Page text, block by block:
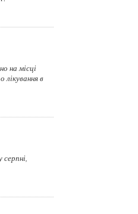
на місці
в